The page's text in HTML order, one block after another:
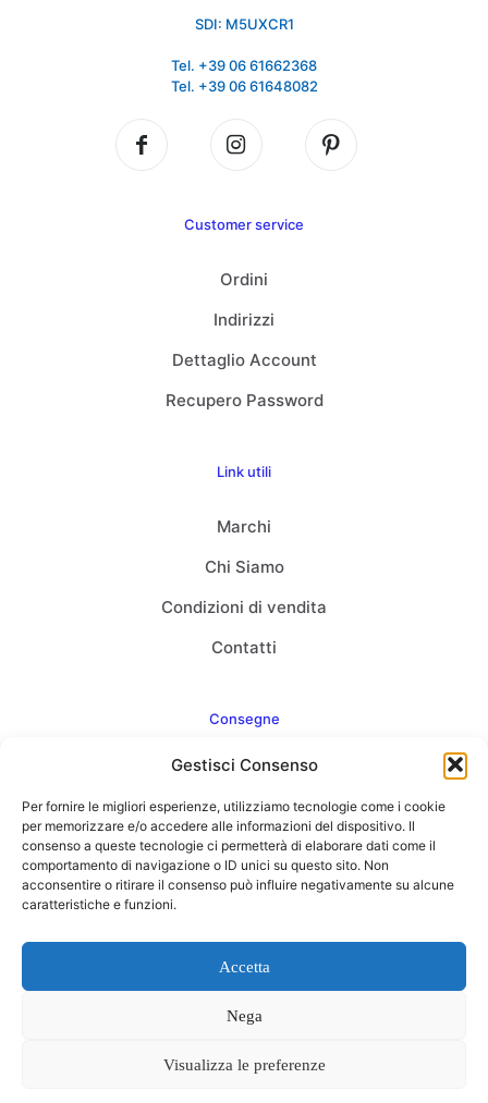
Gestisci Consenso
Per fornire le migliori esperienze, utilizziamo tecnologie come i cookie
per memorizzare e/o accedere alle informazioni del dispositivo. Il
consenso a queste tecnologie ci permetterà di elaborare dati come il
comportamento di navigazione o ID unici su questo sito. Non
acconsentire o ritirare il consenso può influire negativamente su alcune
caratteristiche e funzioni.
Accetta
Nega
Visualizza le preferenze
SDI: M5UXCR1
Tel. +39 06 61662368
Tel. +39 06 61648082
Customer service
Ordini
Indirizzi
Dettaglio Account
Recupero Password
Link utili
Marchi
Chi Siamo
Condizioni di vendita
Contatti
Consegne
Come consegnamo
FAQ